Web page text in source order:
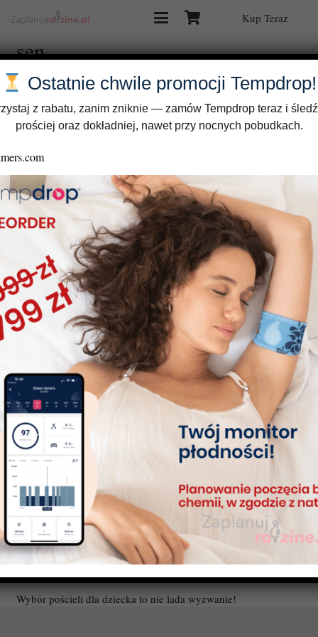
Kup Teraz
sen
Tempdrop – algorytm
Wybór pościeli dla dziecka to nie lada wyzwanie!
Ostatnie chwile promocji Tempdrop!
z rabatu, zanim zniknie — zamów Tempdrop teraz i
prościej oraz dokładniej, nawet przy nocnych pobudkach.